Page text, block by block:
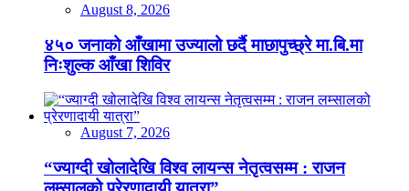
August 8, 2026
४५० जनाको आँखामा उज्यालो छर्दै माछापुच्छ्रे मा.बि.मा
निःशुल्क आँखा शिविर
August 7, 2026
“ज्याग्दी खोलादेखि विश्व लायन्स नेतृत्वसम्म : राजन